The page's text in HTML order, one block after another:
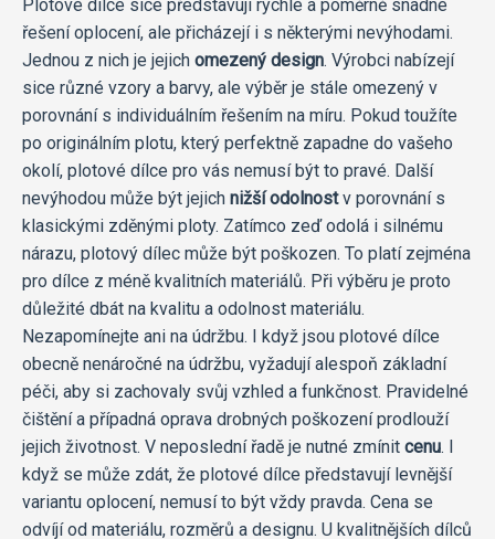
Plotové dílce sice představují rychlé a poměrně snadné
řešení oplocení, ale přicházejí i s některými nevýhodami.
Jednou z nich je jejich omezený design. Výrobci nabízejí
sice různé vzory a barvy, ale výběr je stále omezený v
porovnání s individuálním řešením na míru. Pokud toužíte
po originálním plotu, který perfektně zapadne do vašeho
okolí, plotové dílce pro vás nemusí být to pravé. Další
nevýhodou může být jejich nižší odolnostv porovnání s
klasickými zděnými ploty. Zatímco zeď odolá i silnému
nárazu, plotový dílec může být poškozen. To platí zejména
pro dílce z méně kvalitních materiálů. Při výběru je proto
důležité dbát na kvalitu a odolnost materiálu.
Nezapomínejte ani na údržbu. I když jsou plotové dílce
obecně nenáročné na údržbu, vyžadují alespoň základní
péči, aby si zachovaly svůj vzhled a funkčnost. Pravidelné
čištění a případná oprava drobných poškození prodlouží
jejich životnost. V neposlední řadě je nutné zmínit cenu. I
když se může zdát, že plotové dílce představují levnější
variantu oplocení, nemusí to být vždy pravda. Cena se
odvíjí od materiálu, rozměrů a designu. U kvalitnějších dílců